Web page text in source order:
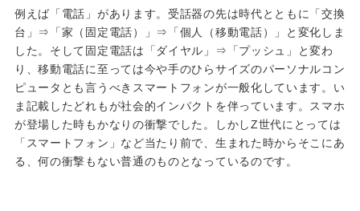
例えば「電話」があります。受話器の先は時代とともに「交換
台」⇒「家（固定電話）」⇒「個人（移動電話）」と変化しま
した。そして固定電話は「ダイヤル」⇒「プッシュ」と変わ
り、移動電話に至っては今や手のひらサイズのパーソナルコン
ピュータとも言うべきスマートフォンが一般化しています。い
ま記載したどれもが社会的インパクトを伴っています。スマホ
が登場した時もかなりの衝撃でした。しかしZ世代にとっては
「スマートフォン」など当たり前で、生まれた時からそこにあ
る、何の衝撃もない普通のものとなっているのです。